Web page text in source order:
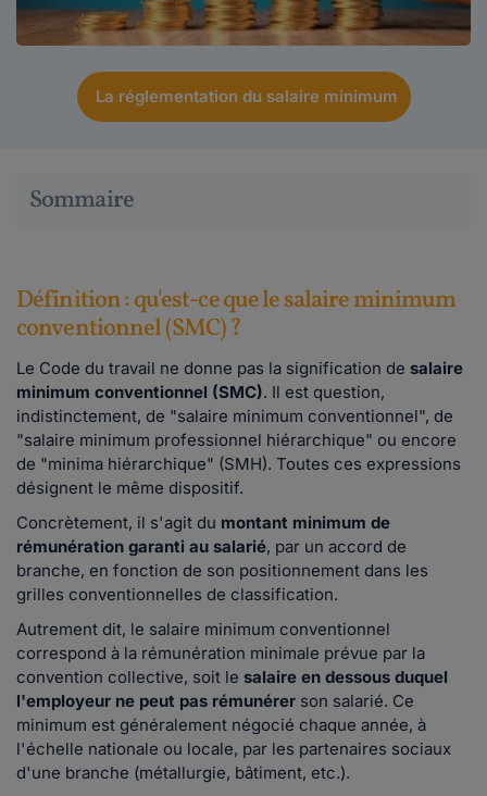
La réglementation du salaire minimum
Sommaire
Définition : qu'est-ce que le salaire minimum
conventionnel (SMC) ?
Le Code du travail ne donne pas la signification de salaire
minimum conventionnel (SMC). Il est question,
indistinctement, de "salaire minimum conventionnel", de
"salaire minimum professionnel hiérarchique" ou encore
de "minima hiérarchique" (SMH). Toutes ces expressions
désignent le même dispositif.
Concrètement, il s'agit du montant minimum de
rémunération garanti au salarié, par un accord de
branche, en fonction de son positionnement dans les
grilles conventionnelles de classification.
Autrement dit, le salaire minimum conventionnel
correspond à la rémunération minimale prévue par la
convention collective, soit le salaire en dessous duquel
l'employeur ne peut pas rémunérer son salarié. Ce
minimum est généralement négocié chaque année, à
l'échelle nationale ou locale, par les partenaires sociaux
d'une branche (métallurgie, bâtiment, etc.).